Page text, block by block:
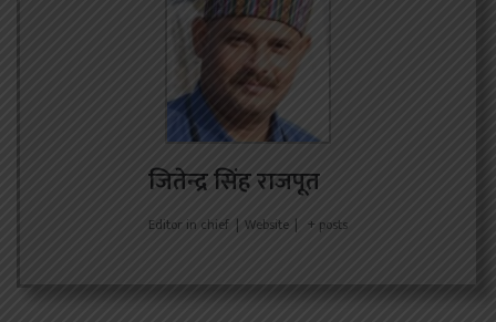
जितेन्द्र सिंह राजपूत
Editor in chief | Website | + posts